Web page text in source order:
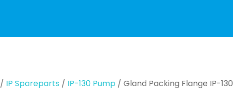
/ IP Spareparts / IP-130 Pump / Gland Packing Flange IP-130